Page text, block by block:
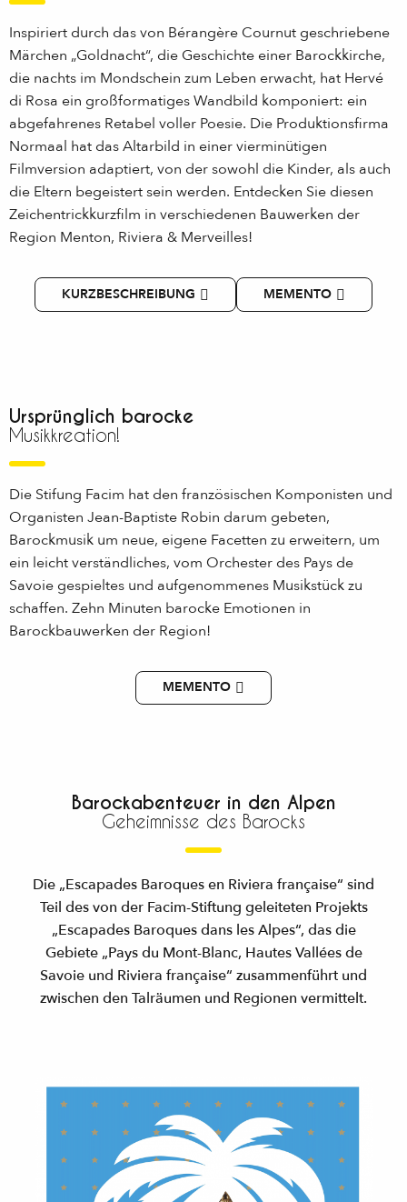
Inspiriert durch das von Bérangère Cournut geschriebene
Märchen „Goldnacht“, die Geschichte einer Barockkirche,
die nachts im Mondschein zum Leben erwacht, hat Hervé
di Rosa ein großformatiges Wandbild komponiert: ein
abgefahrenes Retabel voller Poesie. Die Produktionsfirma
Normaal hat das Altarbild in einer vierminütigen
Filmversion adaptiert, von der sowohl die Kinder, als auch
die Eltern begeistert sein werden. Entdecken Sie diesen
Zeichentrickkurzfilm in verschiedenen Bauwerken der
Region Menton, Riviera & Merveilles!
KURZBESCHREIBUNG MEMENTO
Ursprünglich barocke
Musikkreation!
Die Stifung Facim hat den französischen Komponisten und
Organisten Jean-Baptiste Robin darum gebeten,
Barockmusik um neue, eigene Facetten zu erweitern, um
ein leicht verständliches, vom Orchester des Pays de
Savoie gespieltes und aufgenommenes Musikstück zu
schaffen. Zehn Minuten barocke Emotionen in
Barockbauwerken der Region!
MEMENTO
Barockabenteuer in den Alpen
Geheimnisse des Barocks
Die „Escapades Baroques en Riviera française“ sind
Teil des von der Facim-Stiftung geleiteten Projekts
„Escapades Baroques dans les Alpes“, das die
Gebiete „Pays du Mont-Blanc, Hautes Vallées de
Savoie und Riviera française“ zusammenführt und
zwischen den Talräumen und Regionen vermittelt.